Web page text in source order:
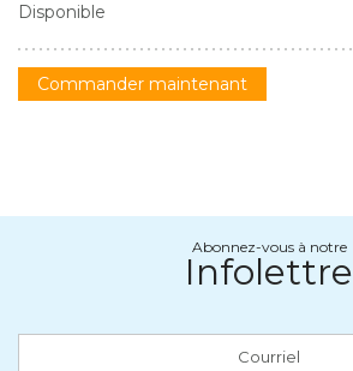
Disponible
Commander maintenant
Abonnez-vous à notre
Infolettre